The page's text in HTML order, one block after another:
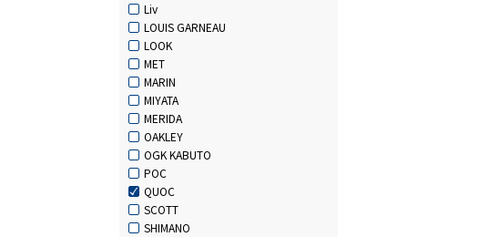
Liv
LOUIS GARNEAU
LOOK
MET
MARIN
MIYATA
MERIDA
OAKLEY
OGK KABUTO
POC
QUOC
SCOTT
SHIMANO